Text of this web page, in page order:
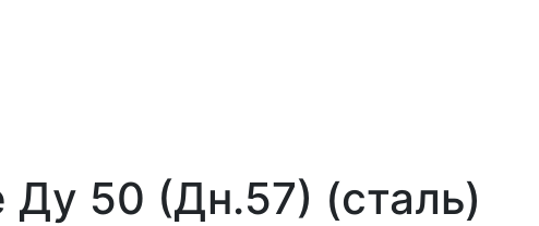
Ду 50 (Дн.57) (сталь)